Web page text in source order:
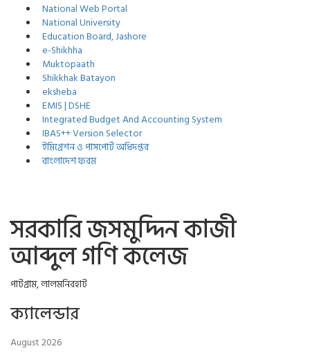
National Web Portal
National University
Education Board, Jashore
e-Shikhha
Muktopaath
Shikkhak Batayon
eksheba
EMIS | DSHE
Integrated Budget And Accounting System
IBAS++ Version Selector
ইমিগ্রেশন ও পাসপোর্ট অধিদপ্তর
বাংলাদেশ ফরম
সরকারি জসমুদ্দিন কাজী
আব্দুল গণি কলেজ
পাটগ্রাম, লালমনিরহাট
ক্যালেন্ডার
August 2026